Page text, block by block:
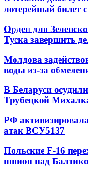
лотерейный билет
Орден для
Туска завершить
Молдова
воды из-за
В Беларуси
Трубецкой
РФ
атак ВСУ5137
Польские F-16
шпион над